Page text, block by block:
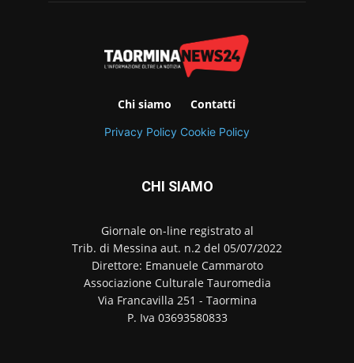
Chi siamo Contatti
Privacy Policy Cookie Policy
CHI SIAMO
Giornale on-line registrato al
Trib. di Messina aut. n.2 del 05/07/2022
Direttore: Emanuele Cammaroto
Associazione Culturale Tauromedia
Via Francavilla 251 - Taormina
P. Iva 03693580833